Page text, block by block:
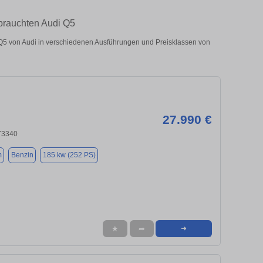
Audi Q5
von Audi in verschiedenen Ausführungen und Preisklassen von
27.990 €
Benzin 185 kw (252 PS)
★ ➦ ➜